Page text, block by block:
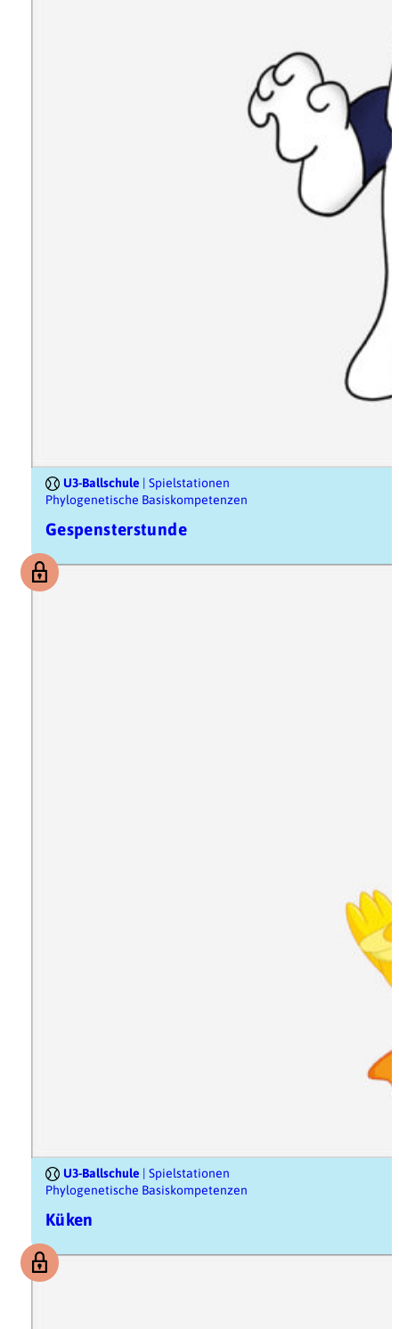
U3-Ballschule | Spielstationen
Phylogenetische Basiskompetenzen
Gespensterstunde
U3-Ballschule | Spielstationen
Phylogenetische Basiskompetenzen
Küken